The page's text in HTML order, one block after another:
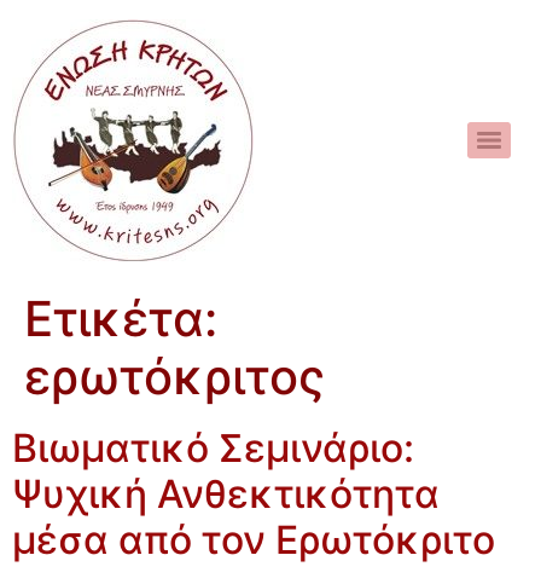
Ετικέτα:
ερωτόκριτος
Βιωματικό Σεμινάριο:
Ψυχική Ανθεκτικότητα
μέσα από τον Ερωτόκριτο